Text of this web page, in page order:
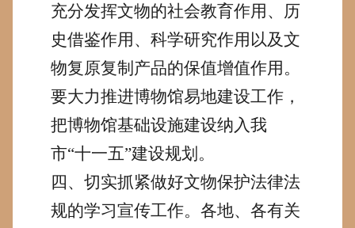
充分发挥文物的社会教育作用、历
史借鉴作用、科学研究作用以及文
物复原复制产品的保值增值作用。
要大力推进博物馆易地建设工作，
把博物馆基础设施建设纳入我
市“十一五”建设规划。
四、切实抓紧做好文物保护法律法
规的学习宣传工作。 各地、各有关